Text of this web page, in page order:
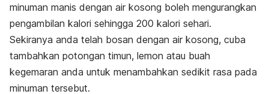
minuman manis dengan air kosong boleh mengurangkan
pengambilan kalori sehingga 200 kalori sehari.
Sekiranya anda telah bosan dengan air kosong, cuba
tambahkan potongan timun, lemon atau buah
kegemaran anda untuk menambahkan sedikit rasa pada
minuman tersebut.